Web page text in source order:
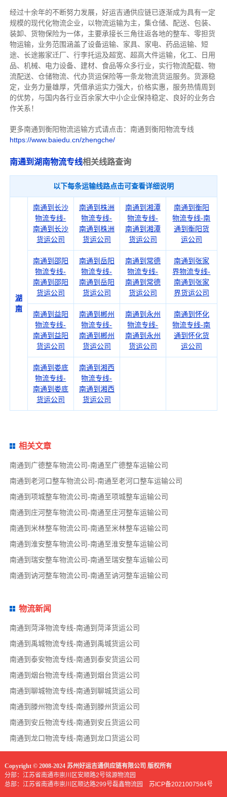
经过十余年的不断努力发展，好运吉通供应链已逐渐成为具有一定
规模的现代化物流企业，以物流运输为主，集仓储、配送、包装、
装卸、货物保险为一体，主要承接长三角往返各地的整车、零担货
物运输，业务范围涵盖了设备运输、家具、家电、药品运输、短
途、长途搬家迁厂、行李托运及超宽、超高大件运输，化工、日用
品、机械、电力设备、建材、食品等众多行业，实行物流配载、物
流配送、仓储物流、代办货运保险等一条龙物流货运服务。货源稳
定，业务力量雄厚，凭借承运实力强大，价格实惠，服务热情周到
的优势，与国内各行业百余家大中小企业保持稳定、良好的业务合
作关系！
更多南通到衡阳物流运输方式请点击：南通到衡阳物流专线
https://www.baiedu.cn/zhengche/
南通到湖南物流专线相关线路查询
以下每条运输线路点击可查看详细说明
湖
南
南通到长沙
物流专线-
南通到长沙
货运公司
南通到株洲
物流专线-
南通到株洲
货运公司
南通到湘潭
物流专线-
南通到湘潭
货运公司
南通到衡阳
物流专线-南
通到衡阳货
运公司
南通到邵阳
物流专线-
南通到邵阳
货运公司
南通到岳阳
物流专线-
南通到岳阳
货运公司
南通到常德
物流专线-
南通到常德
货运公司
南通到张家
界物流专线-
南通到张家
界货运公司
南通到益阳
物流专线-
南通到益阳
货运公司
南通到郴州
物流专线-
南通到郴州
货运公司
南通到永州
物流专线-
南通到永州
货运公司
南通到怀化
物流专线-南
通到怀化货
运公司
南通到娄底
物流专线-
南通到娄底
货运公司
南通到湘西
物流专线-
南通到湘西
货运公司
相关文章
南通到广德整车物流公司-南通至广德整车运输公司
南通到老河口整车物流公司-南通至老河口整车运输公司
南通到项城整车物流公司-南通至项城整车运输公司
南通到庄河整车物流公司-南通至庄河整车运输公司
南通到米林整车物流公司-南通至米林整车运输公司
南通到淮安整车物流公司-南通至淮安整车运输公司
南通到瑞安整车物流公司-南通至瑞安整车运输公司
南通到讷河整车物流公司-南通至讷河整车运输公司
物流新闻
南通到菏泽物流专线-南通到菏泽货运公司
南通到禹城物流专线-南通到禹城货运公司
南通到泰安物流专线-南通到泰安货运公司
南通到烟台物流专线-南通到烟台货运公司
南通到聊城物流专线-南通到聊城货运公司
南通到滕州物流专线-南通到滕州货运公司
南通到安丘物流专线-南通到安丘货运公司
南通到龙口物流专线-南通到龙口货运公司
Copyright © 2008-2024 苏州好运吉通供应链有限公司 版权所有
分部：江苏省南通市崇川区安顺路2号铭源物流园
总部：江苏省南通市崇川区顺达路299号磊鑫物流园 苏ICP备2021007584号